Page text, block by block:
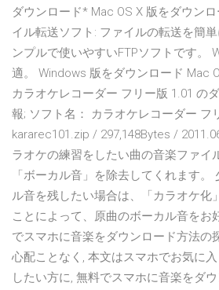
ダウンロード* Mac OS X 版をダウン
イル転送ソフト: ファイルの転送を簡
ンプルで使いやすいFTPソフトです。
適。 Windows 版をダウンロード Mac
カラオケレコーダー フリー版 1.01 の
報; ソフト名： カラオケレコーダー フ
kararec101.zip / 297,148Bytes /
ラオケの練習をしたい曲の音楽ファイ
「ボーカル音」を除去してくれます。
ル音を残したい場合は、「カラオケ化
ことによって、原曲のボーカル音をお
でスマホに音楽をダウンロード方法の
心配ことなく, 本文はスマホでお気に
したい方に, 無料でスマホに音楽をダ